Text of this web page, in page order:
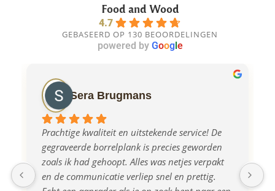
Food and Wood
4.7
GEBASEERD OP 130 BEOORDELINGEN
powered by Googl e
Sera Brugmans
Prachtige kwaliteit en uitstekende service! De
gegraveerde borrelplank is precies geworden
zoals ik had gehoopt. Alles was netjes verpakt
en de communicatie verliep snel en prettig.